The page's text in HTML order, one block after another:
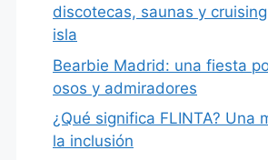
discotecas, saunas y
isla
Bearbie Madrid: una fiesta
osos y admiradores
¿Qué significa FLINTA? Una
la inclusión